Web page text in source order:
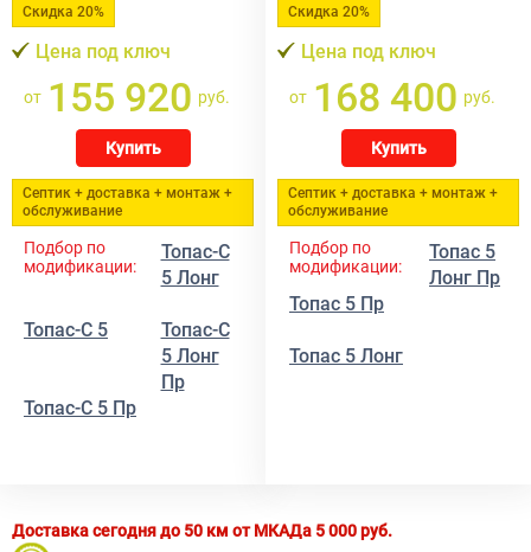
Скидка 20%
Цена под ключ
от 155 920 руб.
Купить
Септик + доставка + монтаж +
обслуживание
Подбор по
модификации:
Топас-С 5
Топас-С 5 Пр
Топас-С
5 Лонг
Топас-С
5 Лонг
Пр
Скидка 20%
Цена под ключ
от 168 400 руб.
Купить
Септик + доставка + монтаж +
обслуживание
Подбор по
модификации:
Топас 5 Пр
Топас 5 Лонг
Топас 5
Лонг Пр
Доставка сегодня до 50 км от МКАДа 5 000руб.